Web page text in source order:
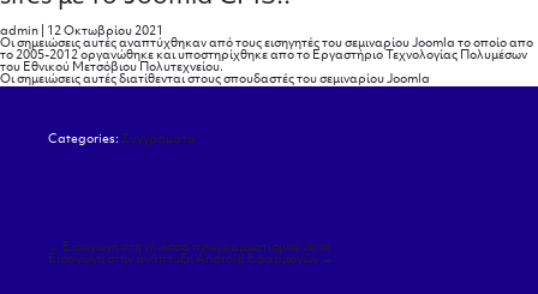
admin
12 Οκτωβρίου 2021
Οι σημειώσεις αυτές αναπτύχθηκαν από τους εισηγητές του σεμιναρίου Joomla το οποίο απο
το 2005-2012 οργανώθηκε και υποστηρίχθηκε απο το Εργαστήριο Τεχνολογίας Πολυμέσων
του Εθνικού Μετσόβιου Πολυτεχνείου.
Οι σημειώσεις αυτές διατίθενται στους σπουδαστές του σεμιναρίουJoomla
Categories: Συγγράματα
Πλοήγηση
άρθρων
← Εισαγωγή στη γλώσσα προγραμματισμού Java
Εισαγωγή στην ανάπτυξη Android Εφαρμογών →